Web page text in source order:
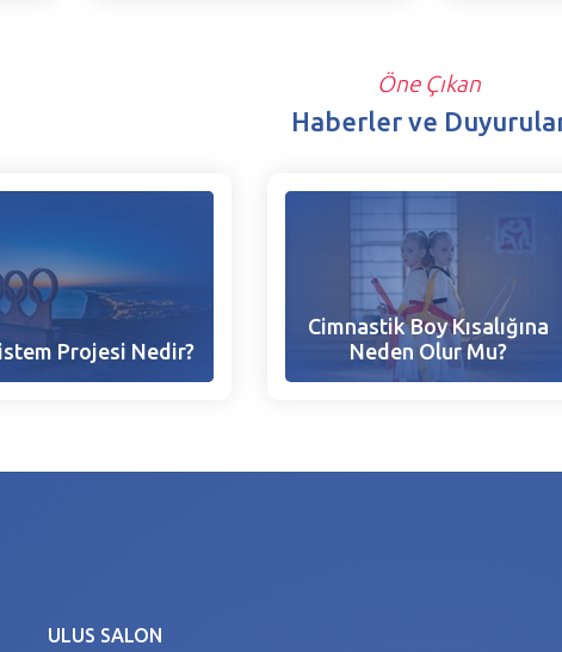
Öne Çıkan
Haberler ve
Projesi Nedir?
Cimnastik Boy Kısalığına
Neden Olur Mu?
ULUS SALON